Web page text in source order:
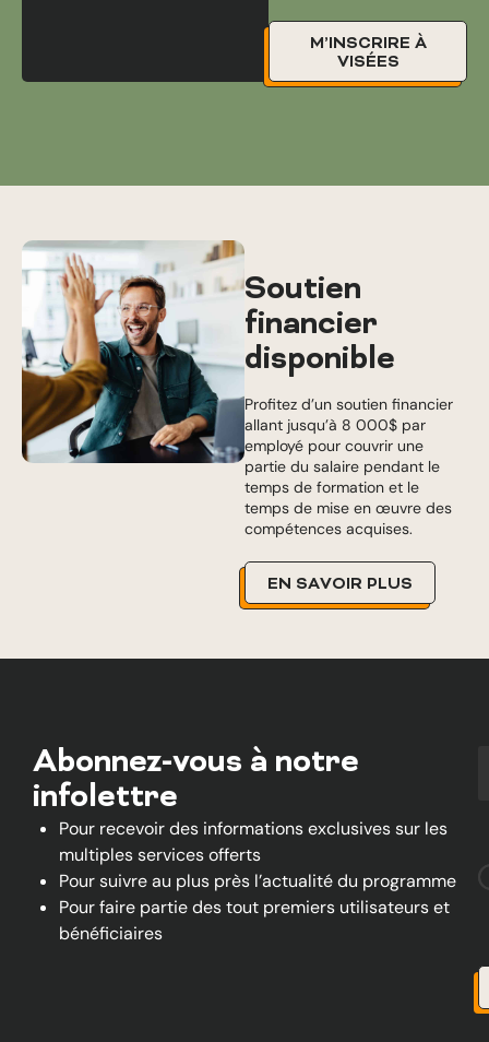
M’INSCRIRE À
VISÉES
Soutien
financier
disponible
Profitez d’un soutien financier
allant jusqu’à 8 000$ par
employé pour couvrir une
partie du salaire pendant le
temps de formation et le
temps de mise en œuvre des
compétences acquises.
EN SAVOIR PLUS
Abonnez-vous à notre
infolettre
Pour recevoir des informations exclusives sur les
multiples services offerts
Pour suivre au plus près l’actualité du programme
Pour faire partie des tout premiers utilisateurs et
bénéficiaires